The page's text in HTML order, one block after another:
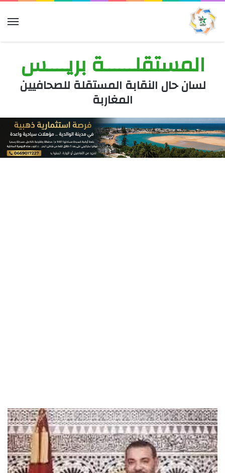
المستقلــــــة بريــــس
لسان حال النقابة المستقلة للصحافيين
المغاربة